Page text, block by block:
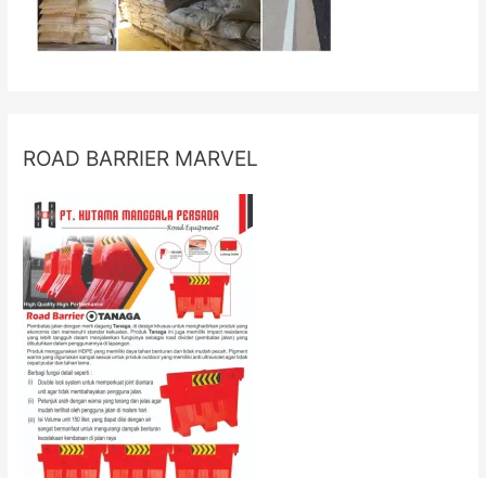
ROAD BARRIER MARVEL